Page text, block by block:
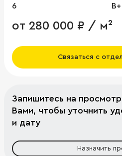
6 B+
от 280 000 ₽ / м²
Связаться с
Запишитесь на
Вами, чтобы уточнить
и дату
Назначить